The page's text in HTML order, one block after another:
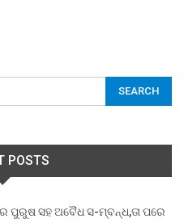
POSTS
ପୁରୁଷ ସହ ଅବୈଧ ସ-ମ୍ବନ୍ଧ,ତା ପରେ